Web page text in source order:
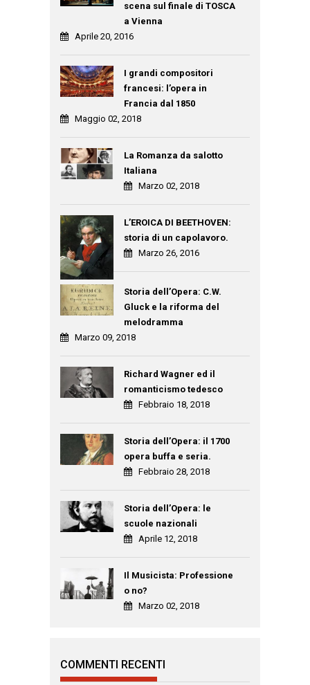
scena sul finale di TOSCA
a Vienna
Aprile 20, 2016
I grandi compositori
francesi: l’opera in
Francia dal 1850
Maggio 02, 2018
La Romanza da salotto
Italiana
Marzo 02, 2018
L’EROICA DI BEETHOVEN:
storia di un capolavoro.
Marzo 26, 2016
Storia dell’Opera: C.W.
Gluck e la riforma del
melodramma
Marzo 09, 2018
Richard Wagner ed il
romanticismo tedesco
Febbraio 18, 2018
Storia dell’Opera: il 1700
opera buffa e seria.
Febbraio 28, 2018
Storia dell’Opera: le
scuole nazionali
Aprile 12, 2018
Il Musicista: Professione
o no?
Marzo 02, 2018
COMMENTI RECENTI